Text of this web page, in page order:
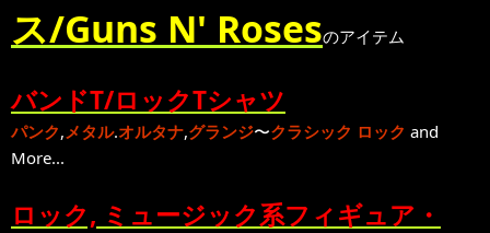
ス/Guns N' Rosesのアイテム
バンドT/ロックTシャツ
パンク,メタル.オルタナ,グランジ〜クラシック ロック and
More...
ロック, ミュージック系フィギュア・